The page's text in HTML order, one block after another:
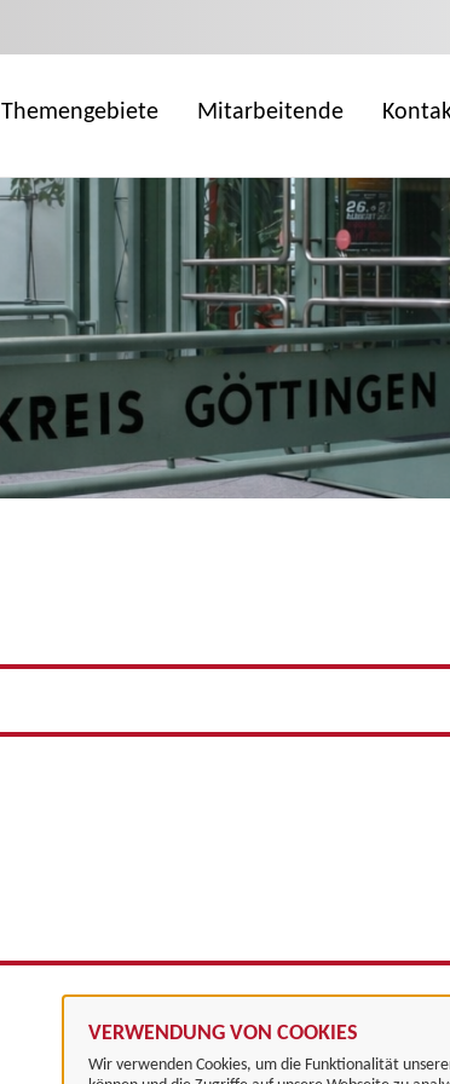
VERWENDUNG VON COOKIES
Wir verwenden Cookies, um die Funktionalität
Themengebiete Mitarbeitende